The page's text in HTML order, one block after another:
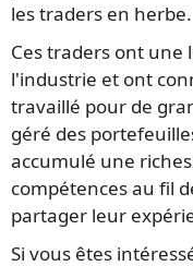
les traders en herbe.
Ces traders ont une
l'industrie et ont
travaillé pour de
géré des
accumulé une
compétences au fil
partager leur
Si vous êtes